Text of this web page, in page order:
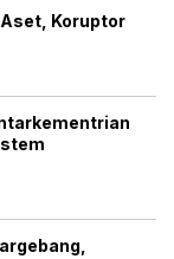
Aset, Koruptor